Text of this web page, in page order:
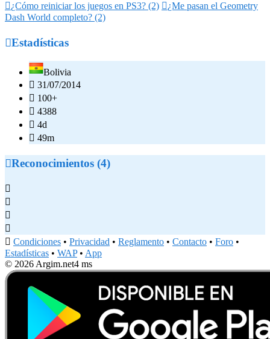
¿Cómo reiniciar los juegos en PS3? (2) ¿Me pasan el Geometry
Dash World completo? (2)
Estadísticas
Bolivia
 31/07/2014
 100+
 4388
 4d
 49m
Reconocimientos (4)




 Condiciones • Privacidad • Reglamento • Contacto • Foro •
Estadísticas • WAP• App
© 2026 Argim.net4 ms